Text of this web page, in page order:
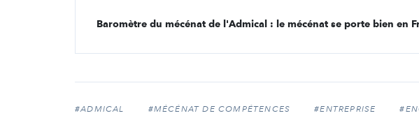
Baromètre du mécénat de l'Admical : le mécénat se porte bien en
#ADMICAL #MÉCÉNAT DE COMPÉTENCES #ENTREPRISE